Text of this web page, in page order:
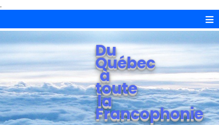
.
≡
Du
Québec
à
toute
la
Francophonie